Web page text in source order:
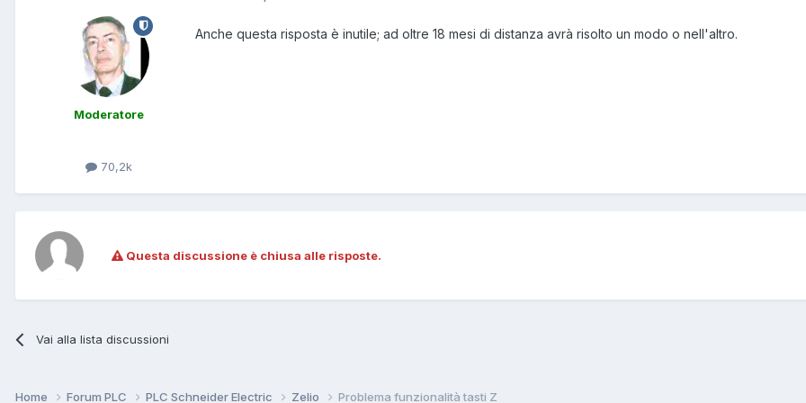
Moderatore
70,2k
Anche questa risposta è inutile; ad oltre 18 mesi di distanza avrà risolto un modo o nell'altro.
Questa discussione è chiusa alle risposte.
Vai alla lista discussioni
Home Forum PLC PLC Schneider Electric Zelio Problema funzionalità tasti Z